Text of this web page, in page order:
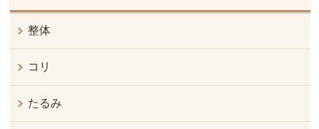
整体
コリ
たるみ